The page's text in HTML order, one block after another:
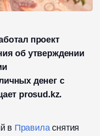
проект
об утверждении
денег с
prosud.kz.
в Правиласнятия